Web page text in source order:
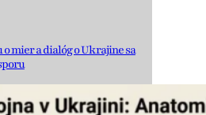
o mier a dialóg o Ukrajine sa